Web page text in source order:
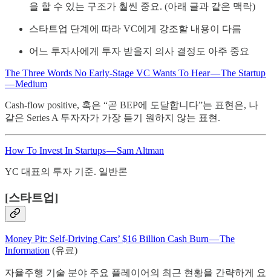
을 할 수 있는 구조가 훨씬 중요. (아래 글과 같은 맥락)
스타트업 단계에 따라 VC에게 강조할 내용이 다름
어느 투자사에게 투자 받을지 의사 결정도 아주 중요
The Three Words No Early-Stage VC Wants To Hear — The Startup
— Medium
Cash-flow positive, 혹은 “곧 BEP에 도달합니다”는 표현은, 나
같은 Series A 투자자가 가장 듣기 원하지 않는 표현.
How To Invest In Startups — Sam Altman
YC 대표의 투자 기준. 일반론
[스타트업]
Money Pit: Self-Driving Cars’ $16 Billion Cash Burn — The
Information (유료)
자율주행 기술 분야 주요 플레이어의 최근 현황을 간략하게 요